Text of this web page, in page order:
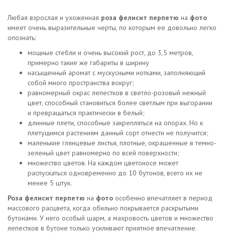
Любая взрослая и ухоженная роза фелисит перпетю на фото
имеет очень выразительные черты, по которым ее довольно легко
опознать:
мощные стебли и очень высокий рост, до 3,5 метров,
примерно такие же габариты в ширину
насыщенный аромат с мускусными нотками, заполняющий
собой много пространства вокруг;
равномерный окрас лепестков в светло-розовый нежный
цвет, способный становиться более светлым при выгорании
и превращаться практически в белый;
длинные плети, способные закрепляться на опорах. Но к
плетущимся растениям данный сорт отнести не получится;
маленькие глянцевые листья, плотные, окрашенные в темно-
зеленый цвет равномерно по всей поверхности;
множество цветов. На каждом цветоносе может
распускаться одновременно до 10 бутонов, всего их не
менее 5 штук.
Роза фелисит перпетю на фото особенно впечатляет в период
массового расцвета, когда обильно покрывается раскрытыми
бутонами. У него особый шарм, а махровость цветов и множество
лепестков в бутоне только усиливают приятное впечатление.